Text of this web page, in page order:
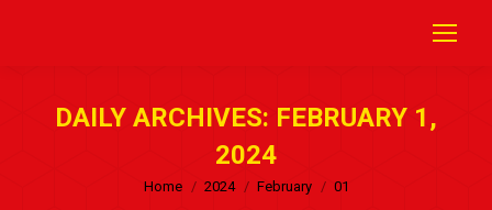
DAILY ARCHIVES: FEBRUARY 1,
2024
Home 2024 February 01